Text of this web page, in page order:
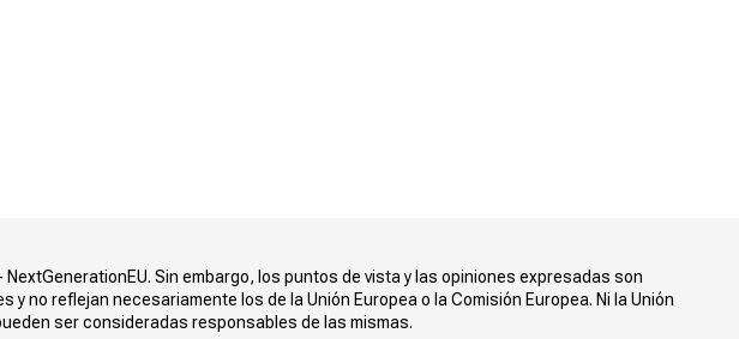
NextGenerationEU. Sin embargo, los puntos de vista y las opiniones expresadas son
y no reflejan necesariamente los de la Unión Europea o la Comisión Europea. Ni la Unión
ser consideradas responsables de las mismas.